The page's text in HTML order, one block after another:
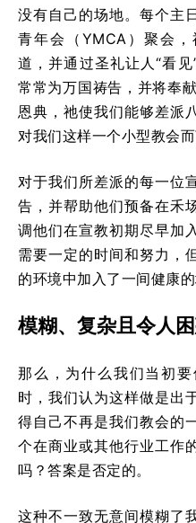
没有自己的场地。每个主
青年会（YMCA）聚会
道，并通过圣礼让人“看
常常为万国祷告，并将奉
恩典，祂使我们能够差派
对我们这样一个小型教会
对于我们所差派的每一位
告，并帮助他们预备在禾
调他们在宣教初期尽早加
需要一定的时间和努力，
的环境中加入了一间健康的
模糊、复杂且令人
那么，为什么我们当初
时，我们认为这样做是出
得自己不再是我们教会的
个在商业或其他行业工作
吗？答案是否定的。
这种不一致无意间模糊了